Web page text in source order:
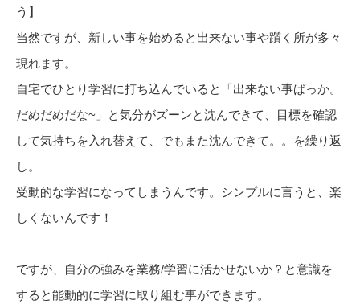
う】
当然ですが、新しい事を始めると出来ない事や躓く所が多々
現れます。
自宅でひとり学習に打ち込んでいると「出来ない事ばっか。
だめだめだな~」と気分がズーンと沈んできて、目標を確認
して気持ちを入れ替えて、でもまた沈んできて。。を繰り返
し。
受動的な学習になってしまうんです。シンプルに言うと、楽
しくないんです！
ですが、自分の強みを業務/学習に活かせないか？と意識を
すると能動的に学習に取り組む事ができます。